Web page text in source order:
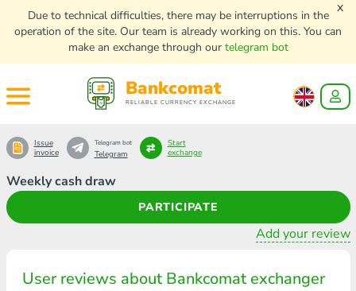
Due to technical difficulties, there may be interruptions in the
operation of the site. Our team is already working on this. You can
make an exchange through our telegram bot
x
Bankcomat
RELIABLE CURRENCY EXCHANGE
Weekly cash draw
PARTICIPATE
Issue
invoice
Telegram bot
Telegram
Start
exchange
Add your review
User reviews about Bankcomat exchanger